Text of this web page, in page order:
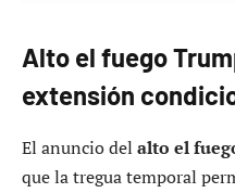
Alto el fuego
extensión
El anuncio del alto el
que la tregua temporal